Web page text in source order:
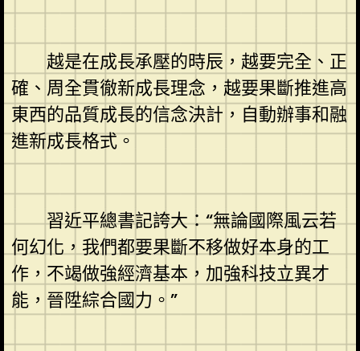
越是在成長承壓的時辰，越要完全、正
確、周全貫徹新成長理念，越要果斷推進高
東西的品質成長的信念決計，自動辦事和融
進新成長格式。
習近平總書記誇大：“無論國際風云若
何幻化，我們都要果斷不移做好本身的工
作，不竭做強經濟基本，加強科技立異才
能，晉陞綜合國力。”